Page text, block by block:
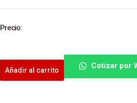
Precio:
Añadir al carrito Cotizar por